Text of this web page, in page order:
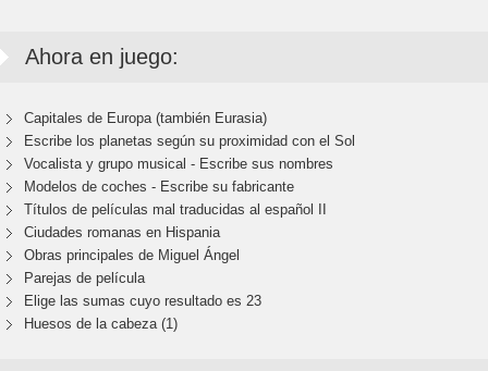
Ahora en juego:
Capitales de Europa (también Eurasia)
Escribe los planetas según su proximidad con el Sol
Vocalista y grupo musical - Escribe sus nombres
Modelos de coches - Escribe su fabricante
Títulos de películas mal traducidas al español II
Ciudades romanas en Hispania
Obras principales de Miguel Ángel
Parejas de película
Elige las sumas cuyo resultado es 23
Huesos de la cabeza (1)